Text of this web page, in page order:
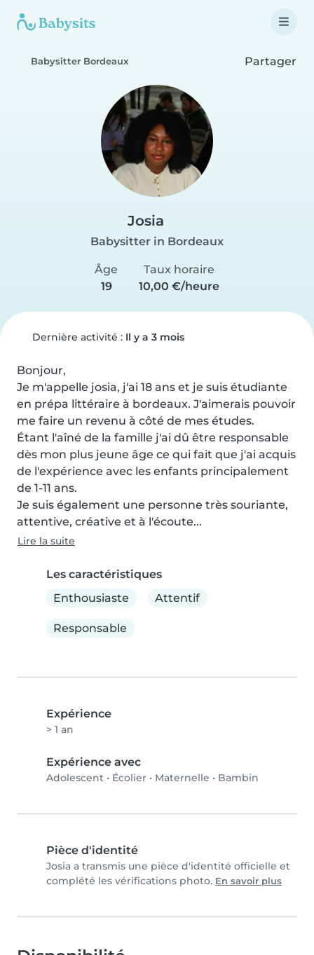
Babysitter Bordeaux Partager
Josia
Babysitter in Bordeaux
Âge
19
Taux horaire
10,00 €/heure
Dernière activité : Il y a 3 mois
Bonjour,
Je m'appelle josia, j'ai 18 ans et je suis étudiante
en prépa littéraire à bordeaux. J'aimerais pouvoir
me faire un revenu à côté de mes études.
Étant l'aîné de la famille j'ai dû être responsable
dès mon plus jeune âge ce qui fait que j'ai acquis
de l'expérience avec les enfants principalement
de 1-11 ans.
Je suis également une personne très souriante,
attentive, créative et à l'écoute...
Lire la suite
Les caractéristiques
Enthousiaste
Attentif
Responsable
Expérience
> 1 an
Expérience avec
Adolescent • Écolier • Maternelle • Bambin
Pièce d'identité
Josia a transmis une pièce d'identité officielle et
complété les vérifications photo. En savoir plus